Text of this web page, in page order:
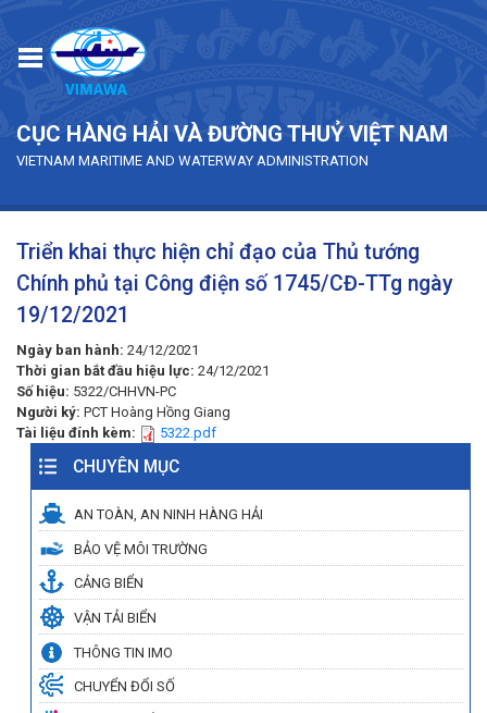
CỤC HÀNG HẢI VÀ ĐƯỜNG THUỶ VIỆT NAM
VIETNAM MARITIME AND WATERWAY ADMINISTRATION
Triển khai thực hiện chỉ đạo của Thủ tướng
Chính phủ tại Công điện số 1745/CĐ-TTg ngày
19/12/2021
Ngày ban hành: 24/12/2021
Thời gian bắt đầu hiệu lực: 24/12/2021
Số hiệu: 5322/CHHVN-PC
Người ký: PCT Hoàng Hồng Giang
Tài liệu đính kèm:
5322.pdf
CHUYÊN MỤC
AN TOÀN, AN NINH HÀNG HẢI
BẢO VỆ MÔI TRƯỜNG
CẢNG BIỂN
VẬN TẢI BIỂN
THÔNG TIN IMO
CHUYỂN ĐỔI SỐ